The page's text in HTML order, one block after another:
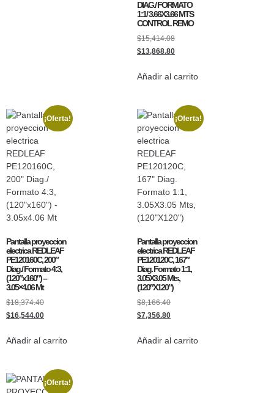
DIAG./ FORMATO
1:1/ 3.66X3.66 MTS
CONTROL REMO
$15,414.08
$13,868.80
Añadir al carrito
¡Oferta!
Pantalla proyeccion
electrica REDLEAF
PE120160C, 200″
Diag./ Formato 4:3,
(120″x160″) –
3.05×4.06 Mt
$18,374.40
$16,544.00
Añadir al carrito
¡Oferta!
Pantalla proyeccion
electrica REDLEAF
PE120120C, 167″
Diag. Formato 1:1,
3.05X3.05 Mts,
(120″X120″)
$8,166.40
$7,356.80
Añadir al carrito
¡Oferta!